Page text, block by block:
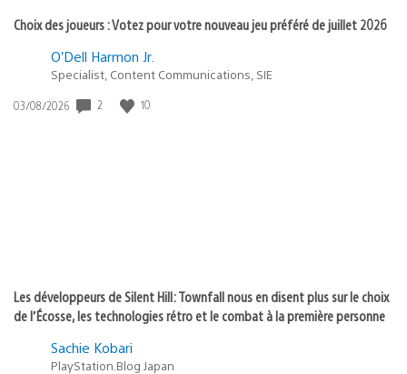
Choix des joueurs : Votez pour votre nouveau jeu préféré de juillet 2026
O’Dell Harmon Jr.
Specialist, Content Communications, SIE
Date
03/08/2026 2 10
Les développeurs de Silent Hill: Townfall nous en disent plus sur le choix
de l’Écosse, les technologies rétro et le combat à la première personne
Sachie Kobari
PlayStation.Blog Japan